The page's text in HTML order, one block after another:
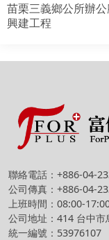
苗栗三義鄉公所辦
興建工程
聯絡電話：+886-04-
公司傳真：+886-04-
上班時間：08:00-
公司地址：414 台中
統一編號：53976107